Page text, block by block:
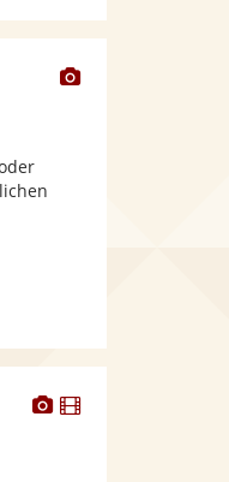
Dieser
DieserDieser